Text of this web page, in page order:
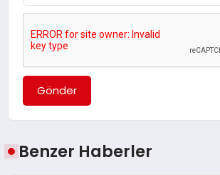
Gönder
Benzer Haberler